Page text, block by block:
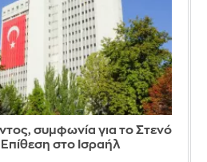
συμφωνία για το Στενό
στο Ισραήλ